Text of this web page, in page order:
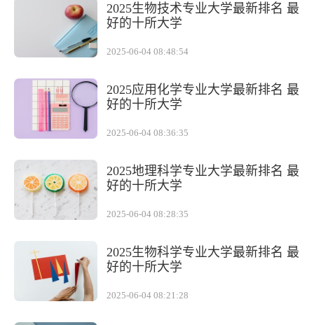
2025生物技术专业大学最新排名 最
好的十所大学
2025-06-04 08:48:54
2025应用化学专业大学最新排名 最
好的十所大学
2025-06-04 08:36:35
2025地理科学专业大学最新排名 最
好的十所大学
2025-06-04 08:28:35
2025生物科学专业大学最新排名 最
好的十所大学
2025-06-04 08:21:28